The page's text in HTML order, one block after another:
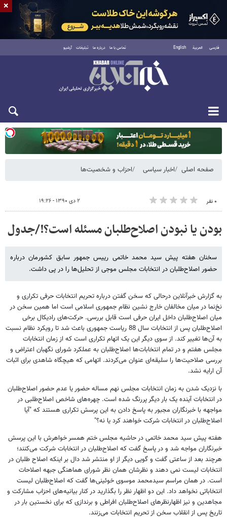
فارسی العربية English تماس با ما درباره ما تبلیغات آرشیو
یکشنبه ۱۸ مرداد ۱۴۰۵
صفحه اصلی اخبار سیاسی احزاب و شخصیت‌ها
۰ نفر ۲ دی ۱۳۹۰ - ۱۹:۲۶
بودن یا نبودن اصلاح‌طلبان مسئله است؟!/جدول
سخنان هفته پیش سید محمد خاتمی رییس جمهور سابق کشورمان درباره
حضور اصلاح‌طلبان در انتخابات مجلس موجی از تحلیل‌ها را در پی داشت.
به گزارش خبرآنلاین درحالی که سخن گفتن درباره تحریم انتخابات حرفی تکراری و
نخ‌نما در میان مخالفان خارج نشین نظام جمهوری اسلامی است اما همین سخن در
میان اصلاح‌طلبان داخل ایران حرفی است قابل بررسی. حرکت‌های رادیکال برخی
اصلاح‌طلبان پس از انتخابات سال 88 ریاست جمهوری باعث شد تا رویکرد نظام نسبت
به آن‌ها تغییر کند. از سوی دیگر این یک اتهام تکراری است که از زمان انتخابات
مجلس هفتم و در تمام انتخابات‌ها اصلاح‌طلبان به عملکرد شورای نگهبان اعتراض و
بررسی صلاحیت‌ها را سلیقه‌ای عنوان می‌کردند. اتهامی که هیچگاه شاهدی برای اثبات
آن ارایه نشد.
با نزدیک شدن به زمان انتخابات مجلس نهم مساله حضور یا عدم حضور اصلاح‌طلبان
در انتخابات آینده یک بار دیگر پررنگ شده است. چهره‌های شاخص اصلاح‌طلبی در
مواجهه با خبرنگاران مجبور به پاسخ دادن به این پرسش تکراری هستند که "آیا
اصلاح‌طلبان در انتخابات شرکت خواهند کرد یا نه؟"
هفته پیش سید محمد خاتمی در حاشیه مجلس ختم همسر خواهرش با این پرسش
خبرنگاران مواجه شد و در پاسخ گفت که اصلاح‌طلبان در انتخابات شرکت می‌کنند؛
هرچند بعد از ساعتی گفت و گویی دیگر از او منتشر شد دال بر اینکه اصلاح طلبان در
انتخابات لیست نمی دهند و نظرشان همان نظر شورای هماهنگی جبهه اصلاحات
است. در همان مراسم سیدمحمد موسوی خوئینی‌ها گفت که اصلاح‌طلبان لیست
انتخاباتی نخواهد داد. این دو اظهار نظر را بگذارید در کنار بیانیه‌های احزاب مشارکت و
مجاهدین و نیز اظهارنظر‌های اصلاح‌طلبان افراطی و برندازی که برای نخستین بار در
تاریخ پس از انقلاب سخن از تحریم انتخابات می‌زنند.
×